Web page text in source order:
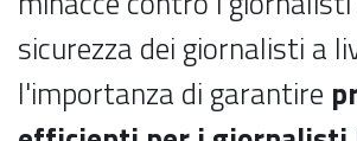
sicurezza dei giornalisti a
l'importanza di garantire